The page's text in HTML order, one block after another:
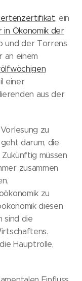
, ein
in Ökonomik der
und der Torrens
an einem
einer
aus der
zu
darum, die
müssen
zusammen
zu
diesen
sind die
Hauptrolle,